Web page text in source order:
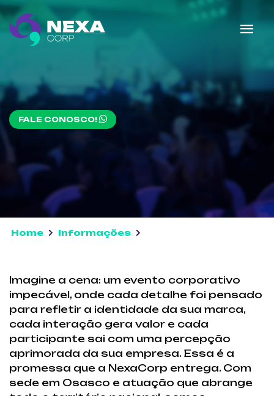
FALE CONOSCO!
Home Informações
Imagine a cena: um evento corporativo
impecável, onde cada detalhe foi pensado
para refletir a identidade da sua marca,
cada interação gera valor e cada
participante sai com uma percepção
aprimorada da sua empresa. Essa é a
promessa que a NexaCorp entrega. Com
sede em Osasco e atuação que abrange